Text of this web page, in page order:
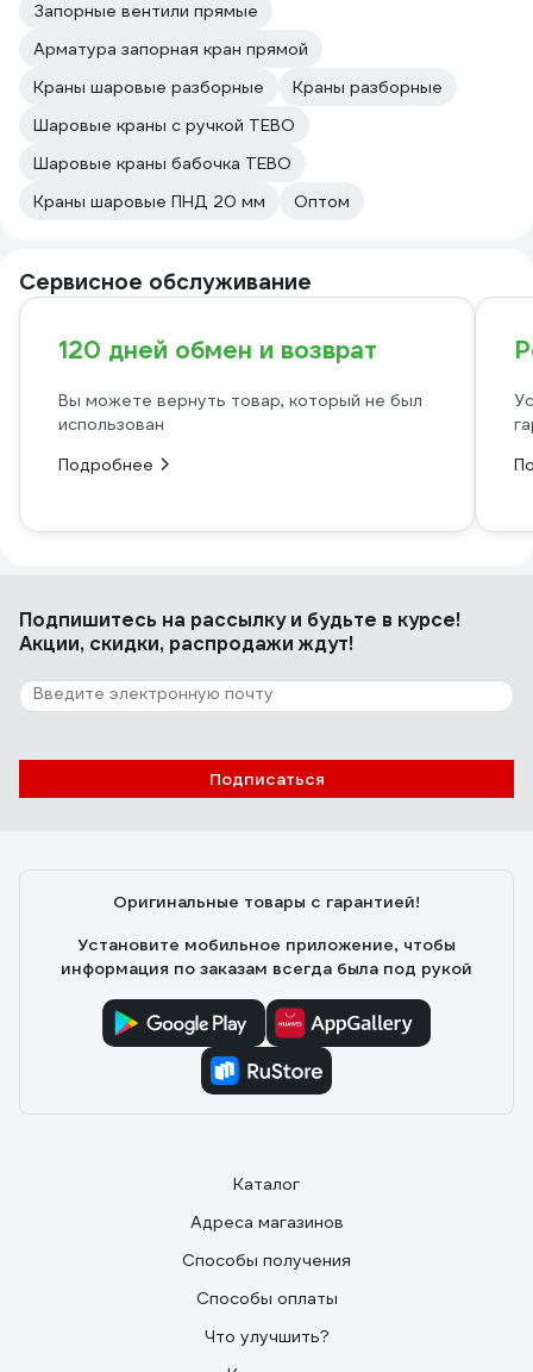
Запорные вентили прямые
Арматура запорная кран прямой
Краны шаровые разборные
Краны разборные
Шаровые краны с ручкой TEBO
Шаровые краны бабочка TEBO
Краны шаровые ПНД 20 мм
Оптом
Сервисное обслуживание
120 дней обмен и возврат
Вы можете вернуть товар, который не был
использован
Подробнее
Подпишитесь на рассылкуи будьте в курсе!
Акции, скидки, распродажи ждут!
Подписаться
Оригинальные товары с гарантией!
Установите мобильное приложение, чтобы
информация по заказам всегда была под рукой
Каталог
Адреса магазинов
Способы получения
Способы оплаты
Что улучшить?